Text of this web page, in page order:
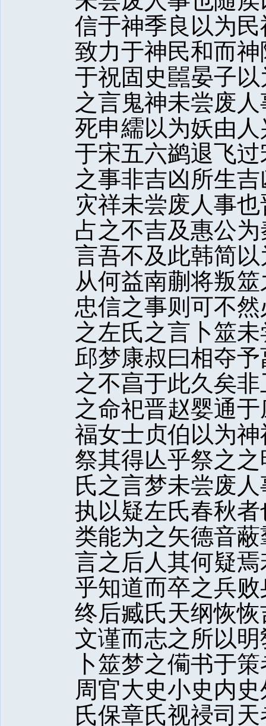
信于神季良以为
致力于神民和而
于祝固史嚚晏子
之言鬼神未尝废
死申繻以为妖由
于宋五六鹢退飞
之事非吉凶所生
灾祥未尝废人事
占之不吉及惠公
言吾不及此韩简
从何益南蒯将叛
忠信之事则可不
之左氏之言卜筮
邱梦康叔曰相夺
之不亯于此久矣
之命祀晋赵婴通
福女士贞伯以为
祭其得亾乎祭之
氏之言梦未尝废
执以疑左氏春秋
类能为之矢德音
言之后人其何疑
乎知道而卒之兵
终后臧氏天纲恢
文谨而志之所以
卜筮梦之僃书于
周官大史小史内
氏保章氏视祲司